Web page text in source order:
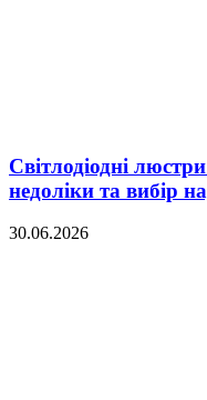
Світлодіодні
недоліки та вибір
30.06.2026